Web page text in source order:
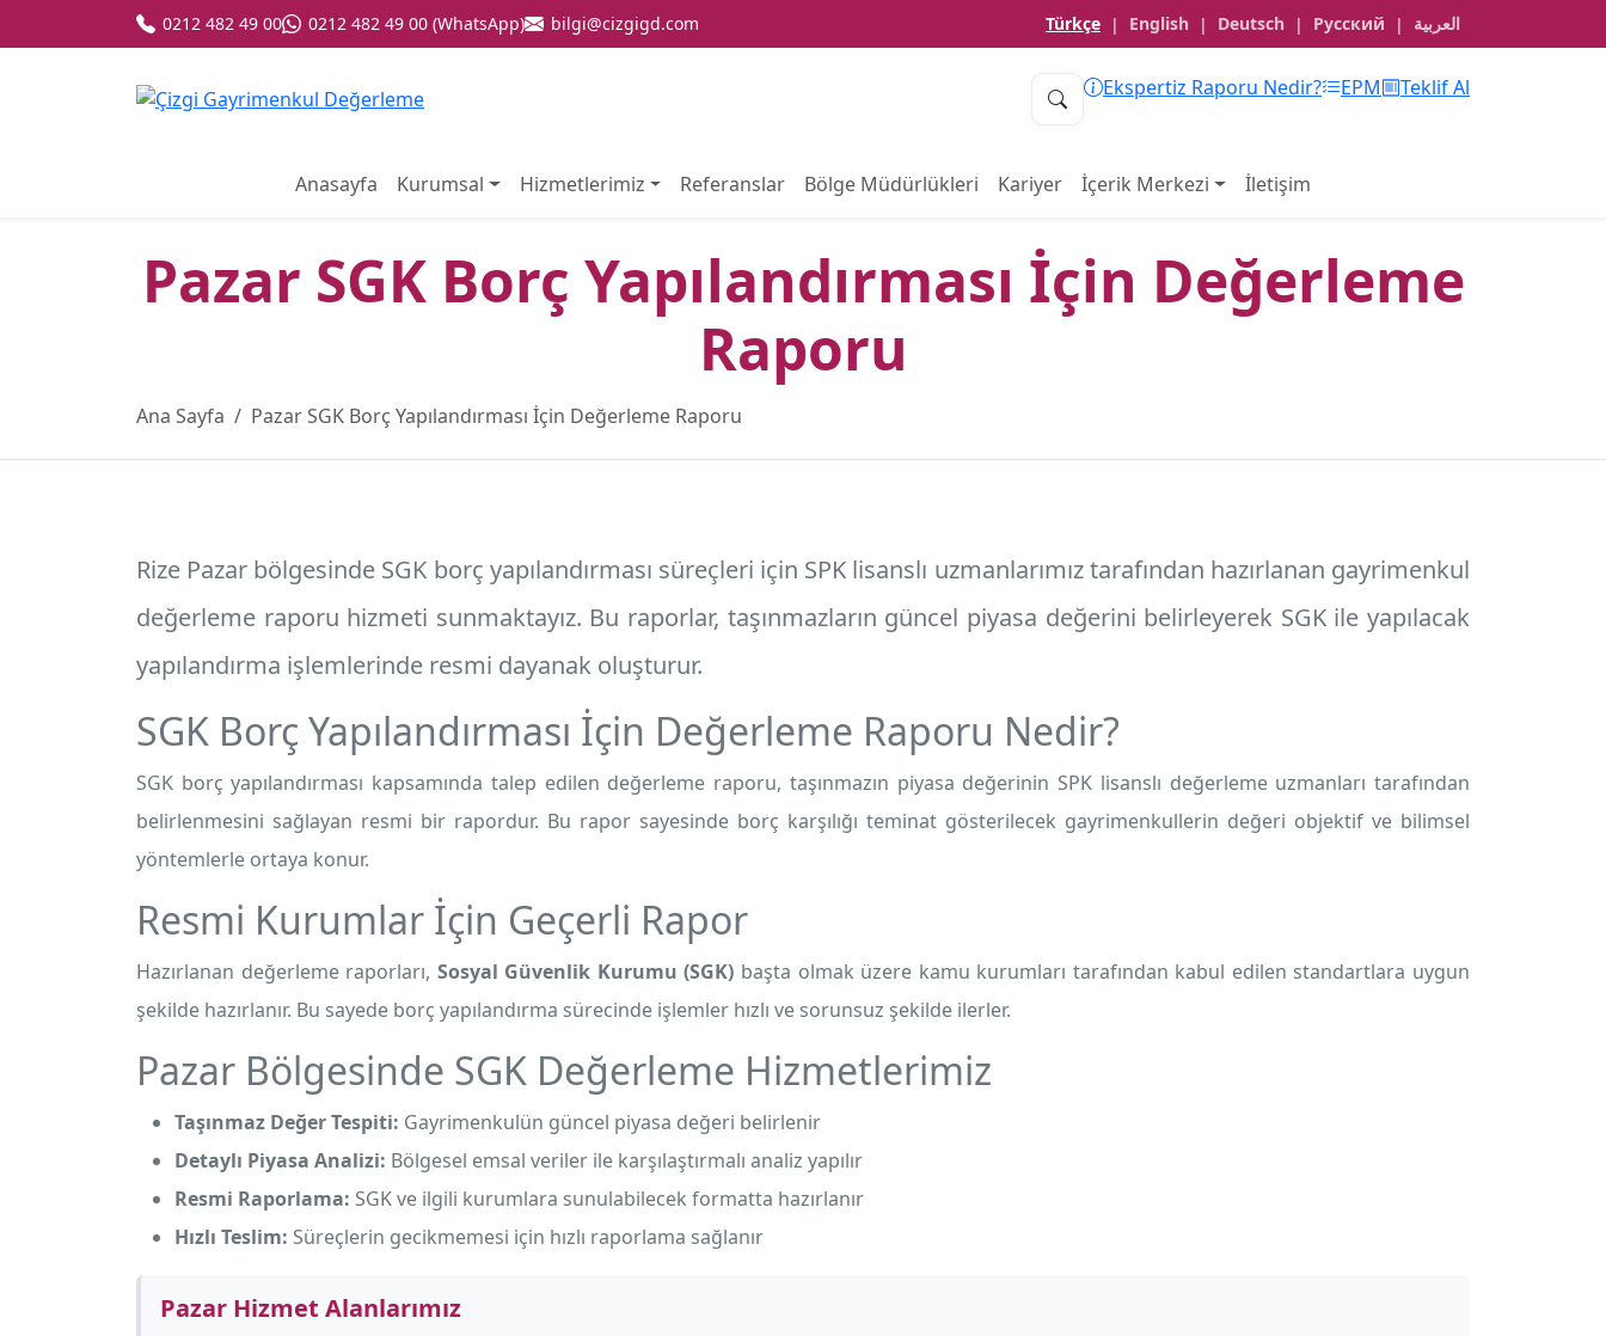
0212 482 49 00 0212 482 49 00 (WhatsApp) bilgi@cizgigd.com Türkçe | English | Deutsch | Русский | العربية
Ekspertiz Raporu Nedir? EPM Teklif Al
Anasayfa Kurumsal Hizmetlerimiz Referanslar Bölge Müdürlükleri Kariyer İçerik Merkezi İletişim
Pazar SGK Borç Yapılandırması İçin Değerleme
Raporu
Ana Sayfa Pazar SGK Borç Yapılandırması İçin Değerleme Raporu
Rize Pazar bölgesinde SGK borç yapılandırması süreçleri için SPK lisanslı uzmanlarımız tarafından hazırlanan gayrimenkul
değerleme raporu hizmeti sunmaktayız. Bu raporlar, taşınmazların güncel piyasa değerini belirleyerek SGK ile yapılacak
yapılandırma işlemlerinde resmi dayanak oluşturur.
SGK Borç Yapılandırması İçin Değerleme Raporu Nedir?
SGK borç yapılandırması kapsamında talep edilen değerleme raporu, taşınmazın piyasa değerinin SPK lisanslı değerleme uzmanları tarafından
belirlenmesini sağlayan resmi bir rapordur. Bu rapor sayesinde borç karşılığı teminat gösterilecek gayrimenkullerin değeri objektif ve bilimsel
yöntemlerle ortaya konur.
Resmi Kurumlar İçin Geçerli Rapor
Hazırlanan değerleme raporları, Sosyal Güvenlik Kurumu (SGK) başta olmak üzere kamu kurumları tarafından kabul edilen standartlara uygun
şekilde hazırlanır. Bu sayede borç yapılandırma sürecinde işlemler hızlı ve sorunsuz şekilde ilerler.
Pazar Bölgesinde SGK Değerleme Hizmetlerimiz
Taşınmaz Değer Tespiti: Gayrimenkulün güncel piyasa değeri belirlenir
Detaylı Piyasa Analizi: Bölgesel emsal veriler ile karşılaştırmalı analiz yapılır
Resmi Raporlama: SGK ve ilgili kurumlara sunulabilecek formatta hazırlanır
Hızlı Teslim: Süreçlerin gecikmemesi için hızlı raporlama sağlanır
Pazar Hizmet Alanlarımız